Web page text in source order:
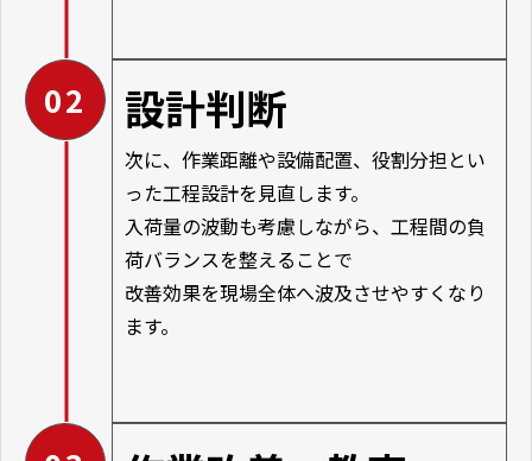
02 設計判断
次に、作業距離や設備配置、役割分担とい
った工程設計を見直します。
入荷量の波動も考慮しながら、工程間の負
荷バランスを整えることで
改善効果を現場全体へ波及させやすくなり
ます。